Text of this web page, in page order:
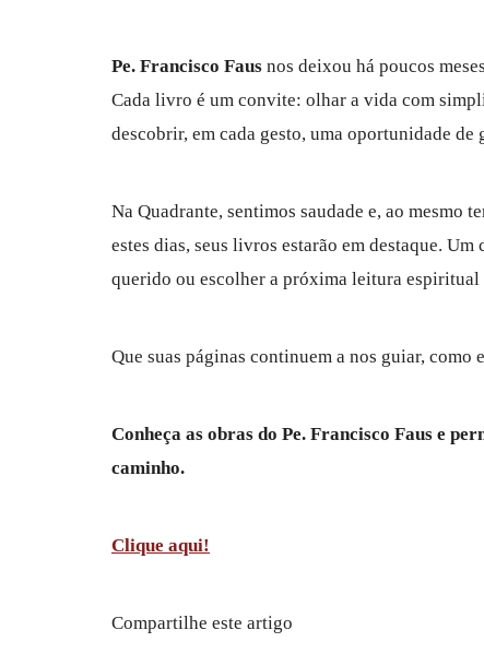
Pe. Francisco Faus nos deixou há poucos
Cada livro é um convite: olhar a vida com
descobrir, em cada gesto, uma oportunidade
Na Quadrante, sentimos saudade e, ao mesmo
estes dias, seus livros estarão em destaque.
querido ou escolher a próxima leitura espiritual
Que suas páginas continuem a nos guiar, como
Conheça as obras do Pe. Francisco Faus e
caminho.
Clique aqui!
Compartilhe este artigo